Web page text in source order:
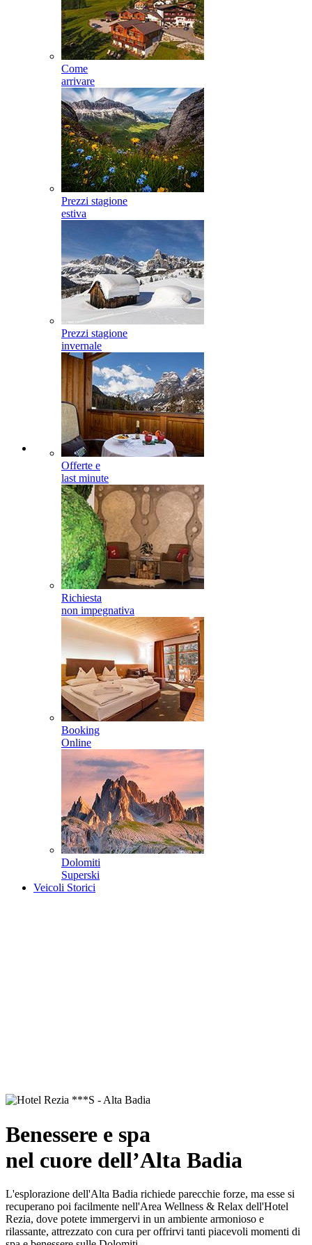
Come
arrivare
Prezzi stagione
estiva
Prezzi stagione
invernale
Offerte e
last minute
Richiesta
non impegnativa
Booking
Online
Dolomiti
Superski
Veicoli Storici
Benessere e spa
nel cuore dell’Alta Badia
L'esplorazione dell'Alta Badia richiede parecchie forze, ma esse si
recuperano poi facilmente nell'Area Wellness & Relax dell'Hotel
Rezia, dove potete immergervi in un ambiente armonioso e
rilassante, attrezzato con cura per offrirvi tanti piacevoli momenti di